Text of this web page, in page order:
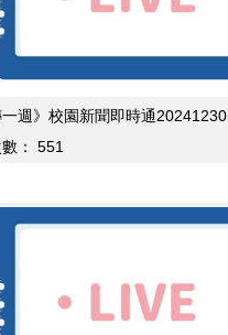
一週》校園新聞即時通20241230
：
551